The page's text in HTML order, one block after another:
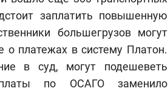
заплатить повышенную
большегрузов могут
о платежах в систему Платон.
в суд, могут подешеветь
по ОСАГО заменило